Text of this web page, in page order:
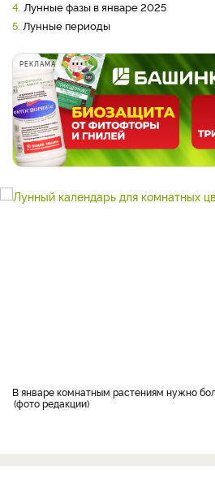
4. Лунные фазы в январе 2025
5. Лунные периоды
РЕКЛАМА
В январе комнатным растениям нужно
фото редакции